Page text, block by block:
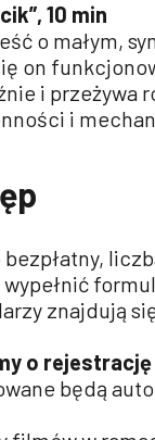
10 min
o małym,
on
i przeżywa
i
wypełnić
znajdują
o rejestrację
będą